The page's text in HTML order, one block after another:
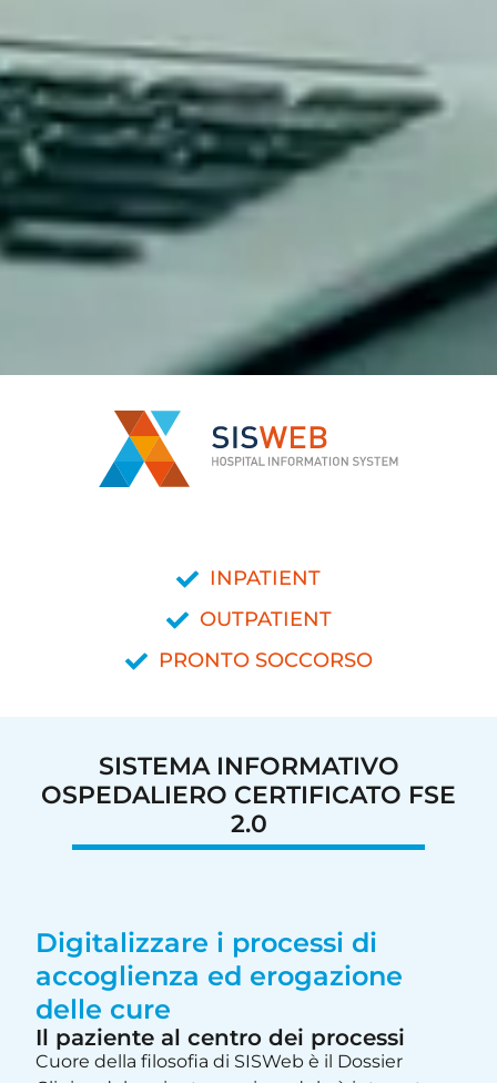
INPATIENT
OUTPATIENT
PRONTO SOCCORSO
SISTEMA INFORMATIVO
OSPEDALIERO CERTIFICATO FSE
2.0
Digitalizzare i processi di
accoglienza ed erogazione
delle cure
Il paziente al centro dei processi
Cuore della filosofia di SISWeb è il Dossier